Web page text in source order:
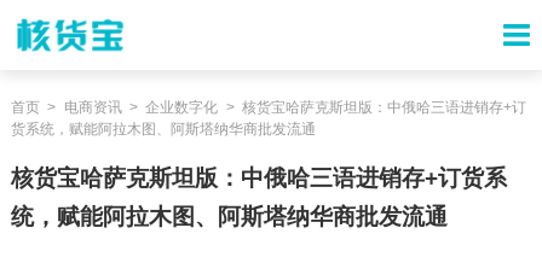
首页 电商资讯 企业数字化
核货宝哈萨克斯坦版：中俄哈三语进销存+订
货系统，赋能阿拉木图、阿斯塔纳华商批发流通
核货宝哈萨克斯坦版：中俄哈三语进销存+订货系
统，赋能阿拉木图、阿斯塔纳华商批发流通